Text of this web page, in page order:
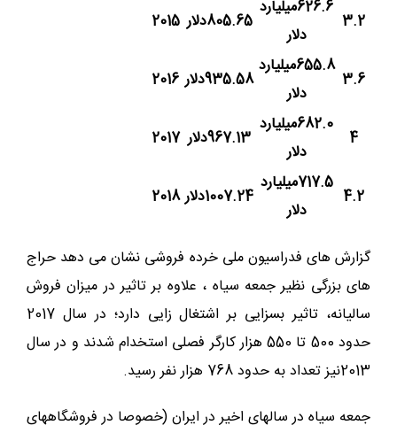
3.2
626.6میلیارد
دلار
805.65دلار 2015
3.6
655.8میلیارد
دلار
935.58دلار 2016
4
682.0میلیارد
دلار
967.13دلار 2017
4.2
717.5میلیارد
دلار
1007.24دلار 2018
گزارش های فدراسیون ملی خرده فروشی نشان می دهد حراج
های بزرگی نظیر جمعه سیاه ، علاوه بر تاثیر در میزان فروش
سالیانه، تاثیر بسزایی بر اشتغال زایی دارد؛ در سال 2017
حدود 500 تا 550 هزار کارگر فصلی استخدام شدند و در سال
2013نیز تعداد به حدود 768 هزار نفر رسید.
جمعه سیاه در سالهای اخیر در ایران (خصوصا در فروشگاههای